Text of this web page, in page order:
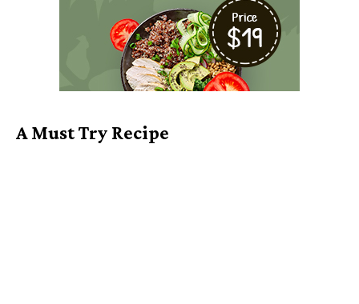
A Must Try Recipe